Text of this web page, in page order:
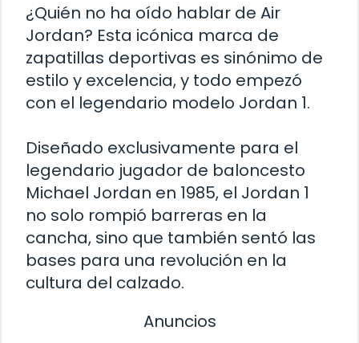
¿Quién no ha oído hablar de Air
Jordan? Esta icónica marca de
zapatillas deportivas es sinónimo de
estilo y excelencia, y todo empezó
con el legendario modelo Jordan 1.
Diseñado exclusivamente para el
legendario jugador de baloncesto
Michael Jordan en 1985, el Jordan 1
no solo rompió barreras en la
cancha, sino que también sentó las
bases para una revolución en la
cultura del calzado.
Anuncios